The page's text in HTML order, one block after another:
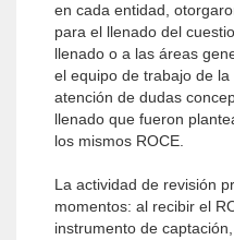
en cada entidad,
para el llenado del
llenado o a las áreas
el equipo de trabajo de
atención de dudas
llenado que fueron
los mismos ROCE.
La actividad de revisión
momentos: al recibir el
instrumento de